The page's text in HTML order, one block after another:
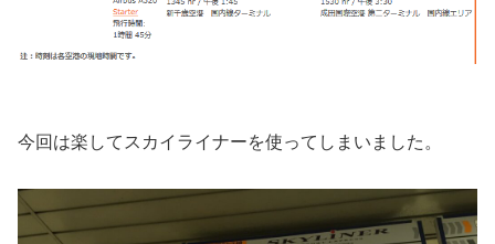
今回は楽してスカイライナーを使ってしまいました。